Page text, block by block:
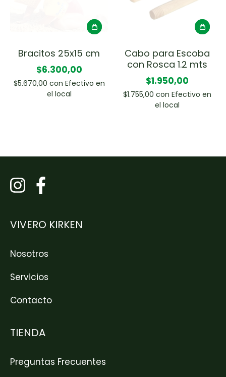
Bracitos 25x15 cm
$6.300,00
$5.670,00 con Efectivo en
el local
Cabo para Escoba
con Rosca 1.2 mts
$1.950,00
$1.755,00 con Efectivo en
el local
VIVERO KIRKEN
Nosotros
Servicios
Contacto
TIENDA
Preguntas Frecuentes